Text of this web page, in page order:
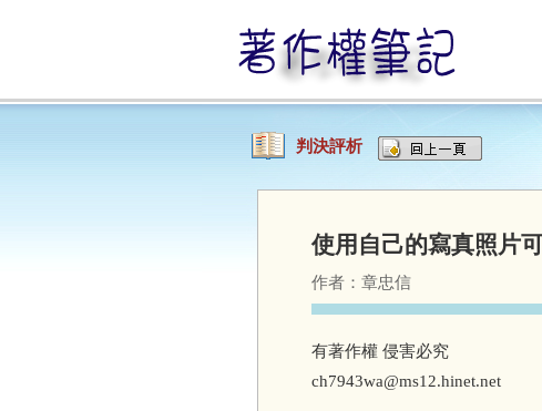
判決評析
使用自己的寫真照片
作者： 章忠信
有著作權 侵害必究
ch7943wa@ms12.hinet.net